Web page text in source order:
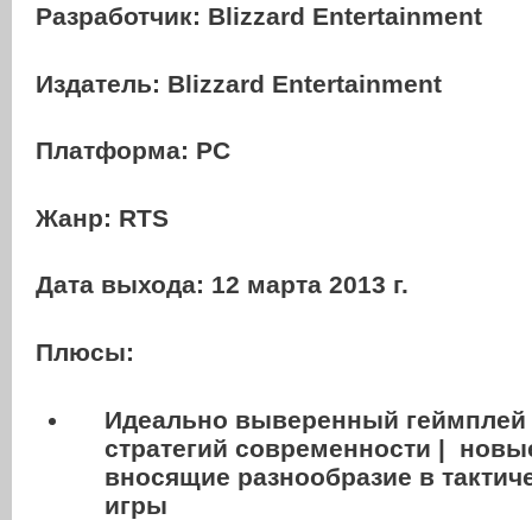
Разработчик: Blizzard Entertainment
Издатель: Blizzard Entertainment
Платформа: PC
Жанр: RTS
Дата выхода: 12 марта 2013 г.
Плюсы:
Идеально выверенный
стратегий современности |
вносящие разнообразие в
игры